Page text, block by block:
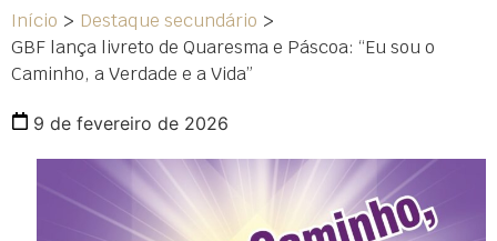
Início > Destaque secundário >
GBF lança livreto de Quaresma e Páscoa: “Eu sou o
Caminho, a Verdade e a Vida”
9 de fevereiro de 2026